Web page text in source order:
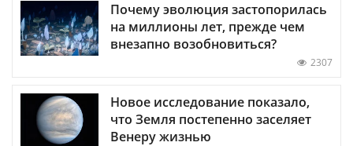
Почему эволюция застопорилась
на миллионы лет, прежде чем
внезапно возобновиться?
2307
Новое исследование показало,
что Земля постепенно заселяет
Венеру жизнью